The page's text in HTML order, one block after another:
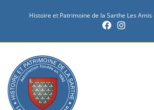
Histoire et Patrimoine de la Sarthe Les Amis